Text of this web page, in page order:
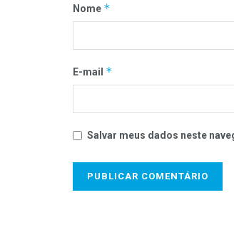
Nome *
E-mail *
Salvar meus dados neste